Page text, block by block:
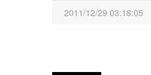
2011/12/29 03:18:05